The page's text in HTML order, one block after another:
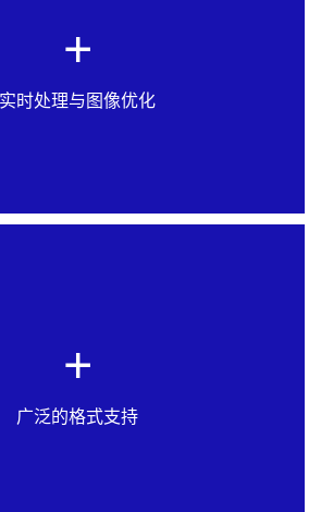
+
实时处理与图像优化
质量和更快的处理速度。为实现更
档即可调整扫描设置。
+
广泛的格式支持
支持PDF、PDF/A、JPEG、TIFF和
格式，可满足从文档归档到高质量
演示文稿的各类需求。